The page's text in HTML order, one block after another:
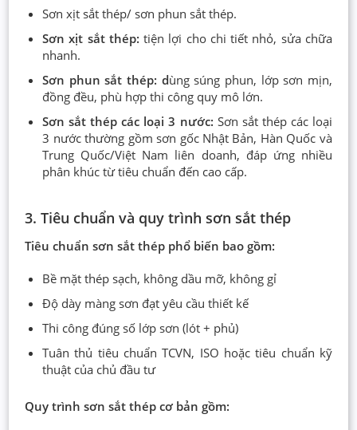
Sơn xịt sắt thép/ sơn phun sắt thép.
Sơn xịt sắt thép:tiện lợi cho chi tiết nhỏ, sửa chữa
nhanh.
Sơn phun sắt thép: dùng súng phun, lớp sơn mịn,
đồng đều, phù hợp thi công quy mô lớn.
Sơn sắt thép các loại 3 nước: Sơn sắt thép các loại
3 nước thường gồm sơn gốc Nhật Bản, Hàn Quốc và
Trung Quốc/Việt Nam liên doanh, đáp ứng nhiều
phân khúc từ tiêu chuẩn đến cao cấp.
3. Tiêu chuẩn và quy trình sơn sắt thép
Tiêu chuẩn sơn sắt thép phổ biến bao gồm:
Bề mặt thép sạch, không dầu mỡ, không gỉ
Độ dày màng sơn đạt yêu cầu thiết kế
Thi công đúng số lớp sơn (lót + phủ)
Tuân thủ tiêu chuẩn TCVN, ISO hoặc tiêu chuẩn kỹ
thuật của chủ đầu tư
Quy trình sơn sắt thép cơ bản gồm: